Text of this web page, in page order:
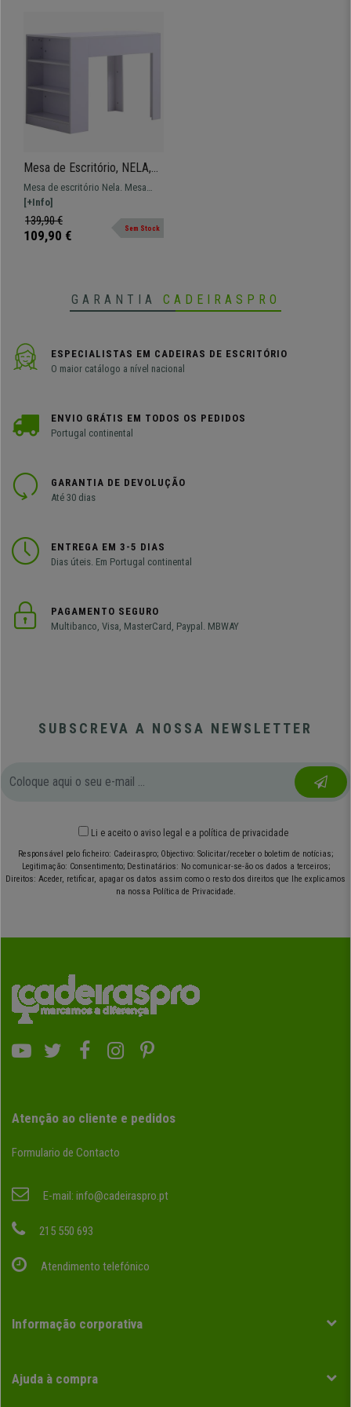
Mesa de Escritório, NELA,
Dimensões 100x60x75 cm,
Com Estantes, Madeira, Cor
Branco
Mesa de escritório Nela. Mesa
ideal para tarefas diárias, inclui
estantes laterais para arrumação.
[+Info]
139,90 €
109,90 € Sem Stock
GARANTIA CADEIRASPRO
ESPECIALISTAS EM CADEIRAS DE ESCRITÓRIO
O maior catálogo a nível nacional
ENVIO GRÁTIS EM TODOS OS PEDIDOS
Portugal continental
GARANTIA DE DEVOLUÇÃO
Até 30 dias
ENTREGA EM 3-5 DIAS
Dias úteis. Em Portugal continental
PAGAMENTO SEGURO
Multibanco, Visa, MasterCard, Paypal. MBWAY
SUBSCREVA A NOSSA NEWSLETTER
Li e aceito o aviso legal e a política de privacidade
Responsável pelo ficheiro: Cadeiraspro; Objectivo: Solicitar/receber o boletim de notícias;
Legitimação: Consentimento; Destinatários: No comunicar-se-ão os dados a terceiros;
Direitos: Aceder, retificar, apagar os datos assim como o resto dos direitos que lhe explicamos
na nossa Política de Privacidade.
Atenção ao cliente e pedidos
Formulario de Contacto
E-mail: info@cadeiraspro.pt
215 550 693
Atendimento telefónico
Informação corporativa
Ajuda à compra